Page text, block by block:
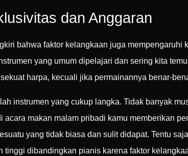
dan Anggaran
bahwa faktor kelangkaan juga
yang umum dipelajari dan sering kita
sekuat harpa, kecuali jika permainannya benar-
instrumen yang cukup langka. Tidak banyak
acara makan malam pribadi kamu memberikan
yang tidak biasa dan sulit didapat. Tentu
tinggi dibandingkan pianis karena faktor